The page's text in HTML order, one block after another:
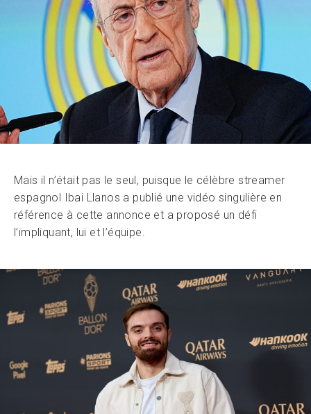
Mais il n’était pas le seul, puisque le célèbre streamer
espagnol Ibai Llanos a publié une vidéo singulière en
référence à cette annonce et a proposé un défi
l’impliquant, lui et l’équipe.